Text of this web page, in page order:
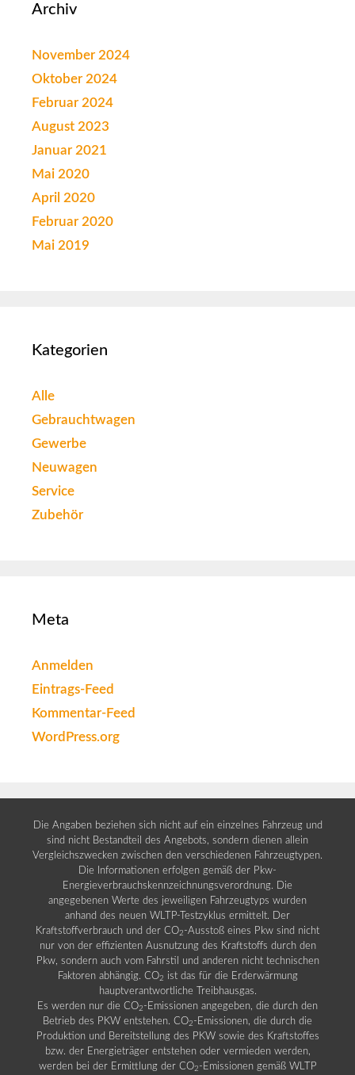
Archiv
November 2024
Oktober 2024
Februar 2024
August 2023
Januar 2021
Mai 2020
April 2020
Februar 2020
Mai 2019
Kategorien
Alle
Gebrauchtwagen
Gewerbe
Neuwagen
Service
Zubehör
Meta
Anmelden
Eintrags-Feed
Kommentar-Feed
WordPress.org
Die Angaben beziehen sich nicht auf ein einzelnes Fahrzeug und
sind nicht Bestandteil des Angebots, sondern dienen allein
Vergleichszwecken zwischen den verschiedenen Fahrzeugtypen.
Die Informationen erfolgen gemäß der Pkw-
Energieverbrauchskennzeichnungsverordnung. Die
angegebenen Werte des jeweiligen Fahrzeugtyps wurden
anhand des neuen WLTP-Testzyklus ermittelt. Der
Kraftstoffverbrauch und der CO2 -Ausstoß eines Pkw sind nicht
nur von der effizienten Ausnutzung des Kraftstoffs durch den
Pkw, sondern auch vom Fahrstil und anderen nicht technischen
Faktoren abhängig. CO2 ist das für die Erderwärmung
hauptverantwortliche Treibhausgas.
Es werden nur die CO2 -Emissionen angegeben, die durch den
Betrieb des PKW entstehen. CO2 -Emissionen, die durch die
Produktion und Bereitstellung des PKW sowie des Kraftstoffes
bzw. der Energieträger entstehen oder vermieden werden,
werden bei der Ermittlung der CO2 -Emissionen gemäß WLTP